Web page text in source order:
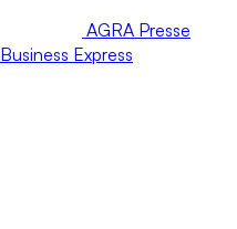
AGRA Presse
Business Express